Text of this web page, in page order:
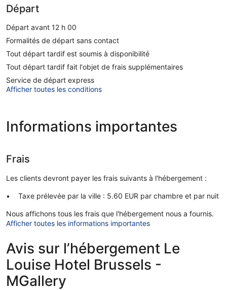
Départ
Départ avant 12 h 00
Formalités de départ sans contact
Tout départ tardif est soumis à disponibilité
Tout départ tardif fait l'objet de frais supplémentaires
Service de départ express
Afficher toutes les conditions
Informations importantes
Frais
Les clients devront payer les frais suivants à l'hébergement :
Taxe prélevée par la ville : 5.60 EUR par chambre et par nuit
Nous affichons tous les frais que l'hébergement nous a fournis.
Afficher toutes les informations importantes
Avis sur l’hébergement Le
Louise Hotel Brussels -
MGallery